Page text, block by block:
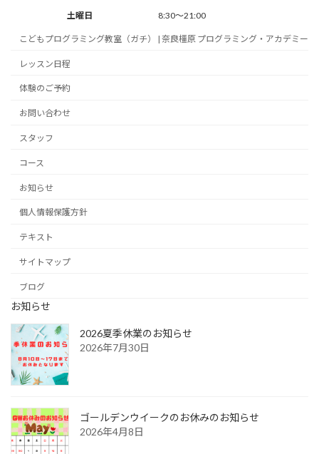
土曜日 8:30～21:00
こどもプログラミング教室（ガチ） | 奈良橿原 プログラミング・アカデミー
レッスン日程
体験のご予約
お問い合わせ
スタッフ
コース
お知らせ
個人情報保護方針
テキスト
サイトマップ
ブログ
お知らせ
2026夏季休業のお知らせ
2026年7月30日
ゴールデンウイークのお休みのお知らせ
2026年4月8日